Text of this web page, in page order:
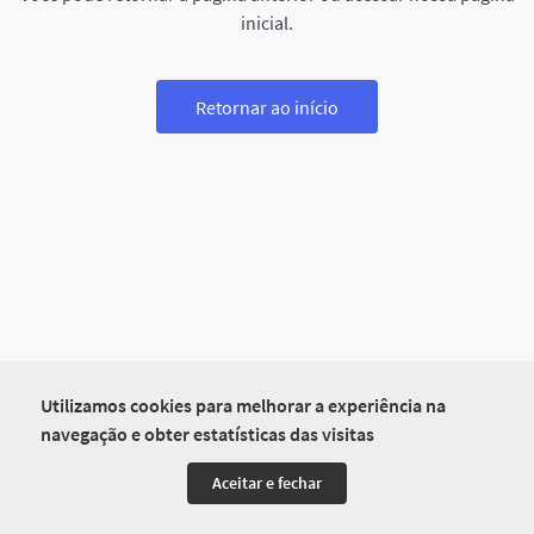
Utilizamos cookies para melhorar a experiência na
navegação e obter estatísticas das visitas
Aceitar e fechar
inicial.
Retornar ao início